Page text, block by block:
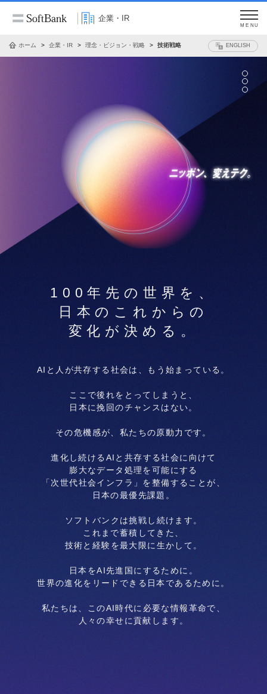
企業・IR
MENU
ホーム 企業・IR 理念・ビジョン・戦略 技術戦略 ENGLISH
100年先の世界を、
日本のこれからの
変化が決める。
AIと人が共存する社会は、もう始まっている。
ここで後れをとってしまうと、
日本に挽回のチャンスはない。
その危機感が、私たちの原動力です。
進化し続けるAIと共存する社会に向けて
膨大なデータ処理を可能にする
「次世代社会インフラ」を整備することが、
日本の最優先課題。
ソフトバンクは挑戦し続けます。
これまで蓄積してきた、
技術と経験を最大限に生かして。
日本をAI先進国にするために。
世界の進化をリードできる日本であるために。
私たちは、このAI時代に必要な情報革命で、
人々の幸せに貢献します。